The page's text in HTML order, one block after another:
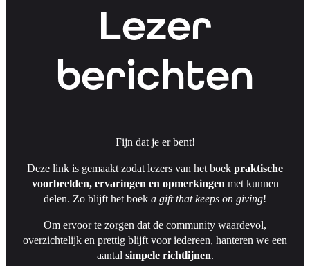
Lezer
berichten
Fijn dat je er bent!
Deze link is gemaakt zodat lezers van het boek praktische
voorbeelden, ervaringen en opmerkingen met kunnen
delen. Zo blijft het boek a giftthat keeps on giving!
Om ervoor te zorgen dat de community waardevol,
overzichtelijk en prettig blijft voor iedereen, hanteren we een
aantal simpele richtlijnen.